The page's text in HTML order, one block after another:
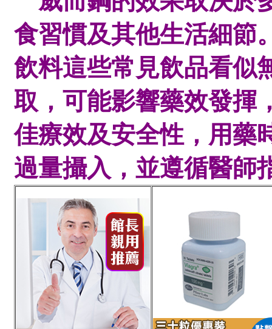
食習慣及其他生活細節
飲料這些常見飲品看似
取，可能影響藥效發揮
佳療效及安全性，用藥
過量攝入，並遵循醫師